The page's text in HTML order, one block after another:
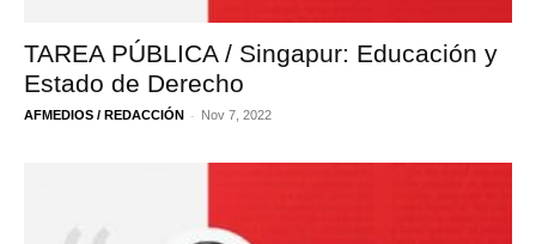
TAREA PÚBLICA / Singapur: Educación y
Estado de Derecho
AFMEDIOS / REDACCIÓN - Nov 7, 2022